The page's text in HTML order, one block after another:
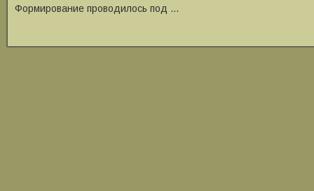
Формирование проводилось под …